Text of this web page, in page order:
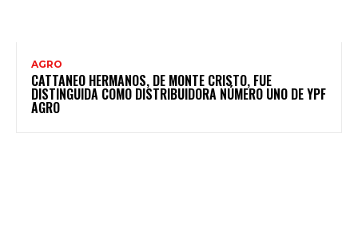
AGRO
CATTANEO HERMANOS, DE MONTE CRISTO, FUE
DISTINGUIDA COMO DISTRIBUIDORA NÚMERO UNO DE YPF
AGRO